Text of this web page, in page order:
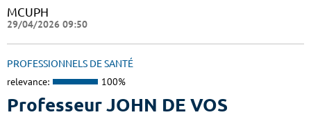
MCUPH
29/04/2026 09:50
PROFESSIONNELS DE SANTÉ
relevance: 100%
Professeur JOHN DE VOS